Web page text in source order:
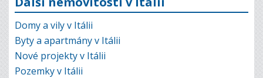
Domy a vily v Itálii
Byty a apartmány v Itálii
Nové projekty v Itálii
Pozemky v Itálii